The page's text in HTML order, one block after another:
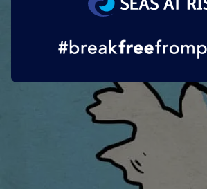
all’acquisto dei pannolini.